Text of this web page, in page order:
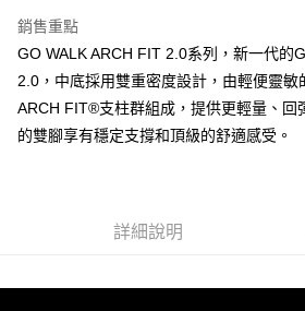
3.實際核准額度、可分期數及費用金額請依後續
4.訂單成立30分鐘內，如未前往確認交易或遇審
消。如遇「轉專審核」未通過狀況，表示未達大
法說明評估內容。
【繳款方式說明】
1.分期款項不併入電信帳單，「大哥付你分期」
買賣價金債權讓與本公司後，依約使用本公司帳
宅配
銷售重點
GO WALK ARCH FIT 2.0系列，新一代的
2.0，中底採用雙重密度設計，由輕便靈
ARCH FIT®支柱群組成，提供更輕量、回
的雙腳享有穩定支撐和頂級的舒適感受。
詳細說明